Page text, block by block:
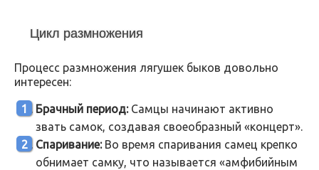
Цикл размножения
Процесс размножения лягушек быков довольно
интересен:
Брачный период:Самцы начинают активно
звать самок, создавая своеобразный «концерт».
Спаривание:Во время спаривания самец крепко
обнимает самку, что называется «амфибийным